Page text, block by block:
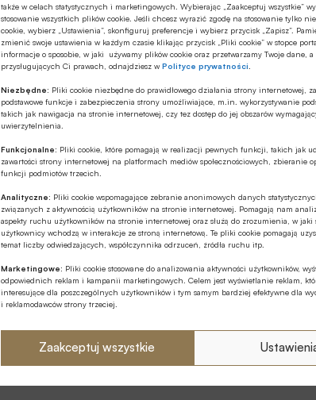
także w celach statystycznych i marketingowych. Wybierając „Zaakceptuj wszystkie”
stosowanie wszystkich plików cookie. Jeśli chcesz wyrazić zgodę na stosowanie tylko
cookie, wybierz „Ustawienia”, skonfiguruj preferencje i wybierz przycisk „Zapisz”.
zmienić swoje ustawienia w każdym czasie klikając przycisk „Pliki cookie” w stopce
informacje o sposobie, w jaki używamy plików cookie oraz przetwarzamy Twoje dane, a
przysługujących Ci prawach, odnajdziesz wPolityce prywatności
Niezbędne: Pliki cookie niezbędne do prawidłowego działania strony internetowej,
podstawowe funkcje i zabezpieczenia strony umożliwiające, m.in. wykorzystywanie
takich jak nawigacja na stronie internetowej, czy tez dostęp do jej obszarów
uwierzytelnienia.
Funkcjonalne: Pliki cookie, które pomagają w realizacji pewnych funkcji, takich jak
zawartości strony internetowej na platformach mediów społecznościowych, zbieranie
funkcji podmiotów trzecich.
Analityczne: Pliki cookie wspomagające zebranie anonimowych danych
związanych z aktywnością użytkowników na stronie internetowej. Pomagają nam
aspekty ruchu użytkowników na stronie internetowej oraz służą do zrozumienia, w jaki
użytkownicy wchodzą w interakcje ze stroną internetową. Te pliki cookie pomagają
temat liczby odwiedzających, współczynnika odrzuceń, źródła ruchu itp.
Marketingowe: Pliki cookie stosowane do analizowania aktywności użytkowników,
odpowiednich reklam i kampanii marketingowych. Celem jest wyświetlanie reklam,
interesujące dla poszczególnych użytkowników i tym samym bardziej efektywne dla
i reklamodawców strony trzeciej.
Zaakceptuj wszystkie